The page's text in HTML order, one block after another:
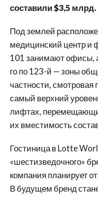
составили $3,5 млрд.
Под землей
медицинский центр и
101 занимают офисы,
го по 123-й — зоны
частности,
самый верхний
лифтах,
их вместимость
Гостиница в Lotte
«шестизведочного»
компания планирует
В будущем бренд